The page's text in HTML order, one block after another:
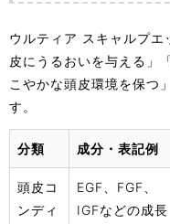
ウルティア スキャルプ
皮にうるおいを与える」
こやかな頭皮環境を保つ
す。
分類 成分・表記例
頭皮コ
ンディ
EGF、FGF、
IGFなどの成長